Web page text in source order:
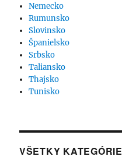
Nemecko
Rumunsko
Slovinsko
Španielsko
Srbsko
Taliansko
Thajsko
Tunisko
VŠETKY KATEGÓRIE